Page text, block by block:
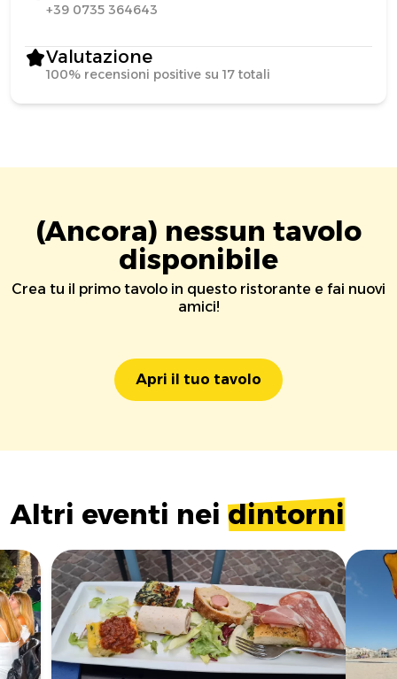
+39 0735 364643
Valutazione
100% recensioni positive su 17 totali
(Ancora) nessun tavolo
disponibile
Crea tu il primo tavolo in questo ristorante e fai nuovi
amici!
Apri il tuo tavolo
Altri eventi nei dintorni